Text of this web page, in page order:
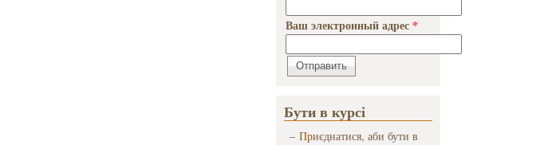
Ваш электронный адрес *
Бути в курсі
– Приєднатися, аби бути в